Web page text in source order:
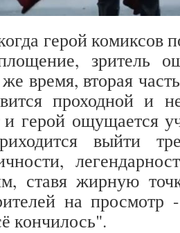
герой комиксов
зритель
время, вторая
проходной и
герой ощущается
выйти
ставя жирную
на
кончилось".